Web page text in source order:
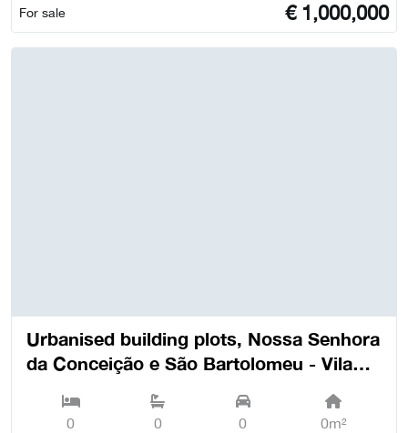
For sale € 1,000,000
Urbanised building plots, Nossa Senhora
da Conceição e São Bartolomeu - Vila
0 0 0 0m²